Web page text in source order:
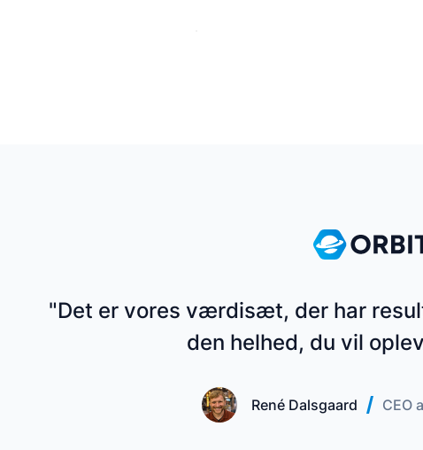
"Det er vores værdisæt, der har
den helhed, du vil
René Dalsgaard CEO